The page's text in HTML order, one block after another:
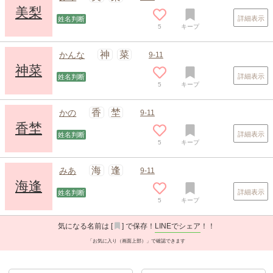
美梨 姓名判断
5 キープ
詳細表示
神菜
かんな 神 菜 9-11
姓名判断
5 キープ
詳細表示
香埜
かの 香 埜 9-11
姓名判断
5 キープ
詳細表示
海逢
みあ 海 逢 9-11
姓名判断
5 キープ
詳細表示
気になる名前は [ ] で保存！ LINEでシェア ！！
「お気に入り（画面上部）」で確認できます